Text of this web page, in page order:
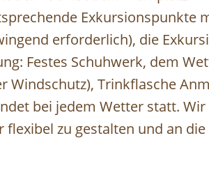
Exkursionspunkte
erforderlich), die
Festes Schuhwerk, dem
Windschutz), Trinkflasche
bei jedem Wetter statt. Wir
flexibel zu gestalten und an die